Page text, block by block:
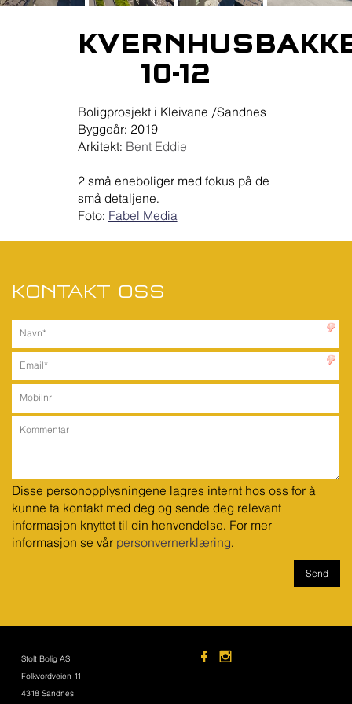
10-12
Boligprosjekt i Kleivane /Sandnes
Byggeår: 2019
Arkitekt: Bent Eddie
2 små eneboliger med fokus på de
små detaljene.
Foto: Fabel Media
KONTAKT OSS
Disse personopplysningene lagres internt hos oss for å
kunne ta kontakt med deg og sende deg relevant
informasjon knyttet til din henvendelse. For mer
informasjon se vår personvernerklæring.
Stolt Bolig AS
Folkvordveien 11
4318 Sandnes